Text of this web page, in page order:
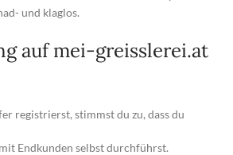
und klaglos.
auf mei-greisslerei.at
registrierst, stimmst du zu, dass du
Endkunden selbst durchführst.